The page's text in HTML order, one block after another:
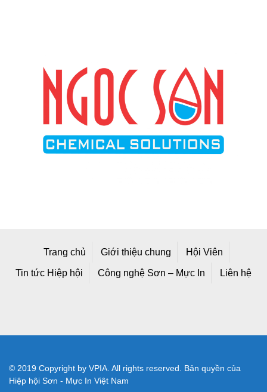
Trang chủ Giới thiệu chung Hội Viên
Tin tức Hiệp hội Công nghệ Sơn – Mực In Liên hệ
© 2019 Copyright by VPIA. All rights reserved. Bản quyền của
Hiệp hội Sơn - Mực In Việt Nam